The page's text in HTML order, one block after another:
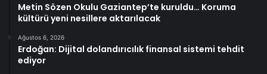
Metin Sözen Okulu Gaziantep’te kuruldu… Koruma
kültürü yeni nesillere aktarılacak
Ağustos 6, 2026
Erdoğan: Dijital dolandırıcılık finansal sistemi tehdit
ediyor